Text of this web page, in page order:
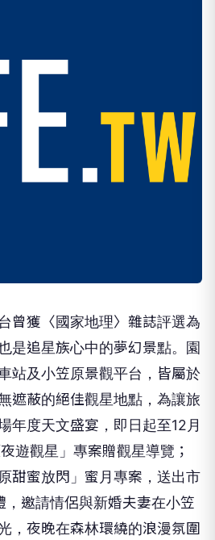
曾獲〈國家地理〉雜誌評選為
是追星族心中的夢幻景點。園
站及小笠原景觀平台，皆屬於
遮蔽的絕佳觀星地點，為讓旅
年度天文盛宴，即日起至12月
遊觀星」專案贈觀星導覽；
甜蜜放閃」蜜月專案，送出市
邀請情侶與新婚夫妻在小笠
，夜晚在森林環繞的浪漫氛圍